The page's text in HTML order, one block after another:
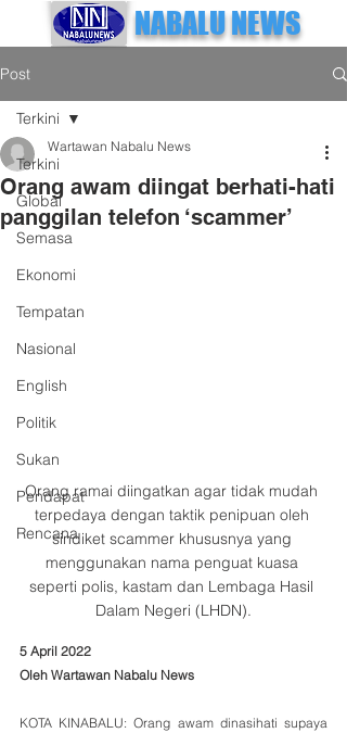
NABALU NEWS
Post
Terkini
Global
Semasa
Ekonomi
Tempatan
Nasional
English
Politik
Sukan
Pendapat
Rencana
Terkini
Orang awam diingat berhati-hati
panggilan telefon ‘scammer’
Wartawan Nabalu News
Orang ramai diingatkan agar tidak mudah
terpedaya dengan taktik penipuan oleh
sindiket scammer khususnya yang
menggunakan nama penguat kuasa
seperti polis, kastam dan Lembaga Hasil
Dalam Negeri (LHDN).
5 April 2022
Oleh Wartawan Nabalu News
KOTA KINABALU: Orang awam dinasihati supaya